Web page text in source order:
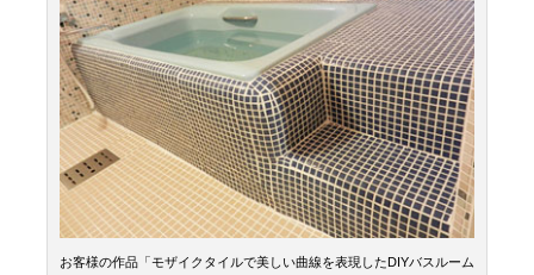
お客様の作品「モザイクタイルで美しい曲線を表現したDIYバスルーム